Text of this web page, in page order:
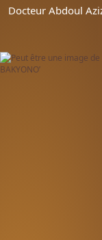
Docteur Abdoul